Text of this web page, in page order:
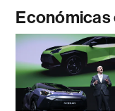
Económicas